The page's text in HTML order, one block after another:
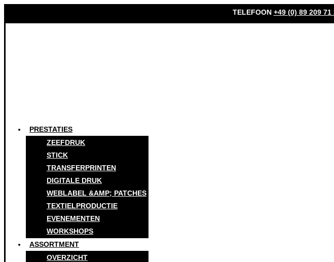
TELEFOON +49 (0) 89 209 71
PRESTATIES
ZEEFDRUK
STICK
TRANSFERPRINTEN
DIGITALE DRUK
WEBLABEL &AMP; PATCHES
TEXTIELPRODUCTIE
EVENEMENTEN
WORKSHOPS
ASSORTMENT
OVERZICHT